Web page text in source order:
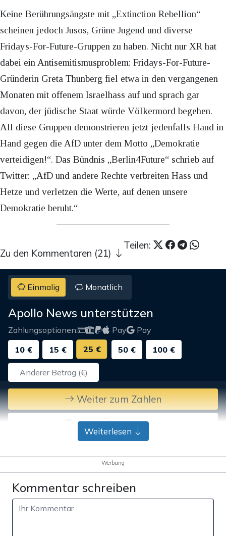
Keine Berührungsängste mit „Extinction Rebellion“
scheinen jedoch Jusos, Grüne Jugend und diverse
Fridays-For-Future-Gruppen zu haben. Nicht nur XR hat
dabei ein Antisemitismusproblem: Fridays-For-Future-
Gründerin Greta Thunberg fiel etwa in den vergangenen
Monaten mit offenem Israelhass auf und sprach gar
davon, der jüdische Staat würde Völkermord begehen.
All diese Gruppen demonstrieren jetzt jedenfalls Hand in
Hand gegen die AfD unter dem Motto „Demokratie
verteidigen!“. Das Bündnis „Berlin4Future“ schrieb auf
Twitter: „AfD und andere Rechte verbreiten Hass und
Hetze und verletzen die Werte, auf denen unsere
Demokratie beruht.“
Teilen:
Zu den Kommentaren (21)
Einmalig Monatlich
Apollo News unterstützen
Zahlungsoptionen: Pay
Pay
10 €
15 € 25 € 50 € 100 €
Weiter zum Zahlen
Bank-Überweisung
Weiterlesen
Werbung
Kommentar schreiben